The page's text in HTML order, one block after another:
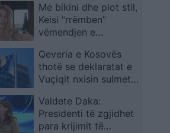
Mohamed Salah
Me bikini dhe plot stil,
Keisi “rrëmben”
vëmendjen e
pushimet
Qeveria e Kosovës
thotë se deklaratat e
Vuçiqit nxisin sulmet
Kosovës
Valdete Daka:
Presidenti të zgjidhet
para krijimit të